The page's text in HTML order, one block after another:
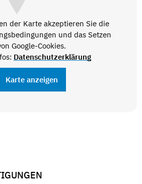
der Karte akzeptieren Sie die
und das Setzen
Google-Cookies.
Datenschutzerklärung
Karte anzeigen